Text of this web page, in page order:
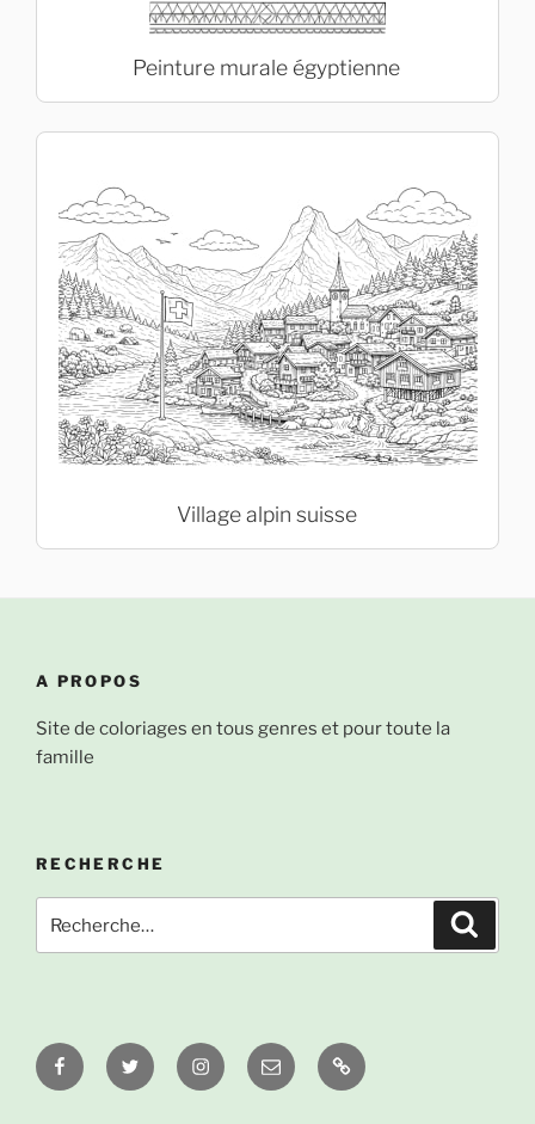
Peinture murale égyptienne
Village alpin suisse
A PROPOS
Site de coloriages en tous genres et pour toute la
famille
RECHERCHE
pour
FacebookTwitter InstagramEmail
À
propos